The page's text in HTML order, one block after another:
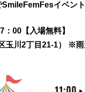
イベン
00【⼊場無料】
玉川2丁目21-1） ※